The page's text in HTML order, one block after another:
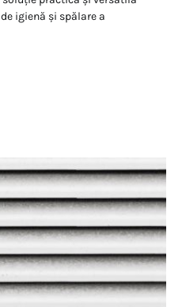
igienă și spălare a